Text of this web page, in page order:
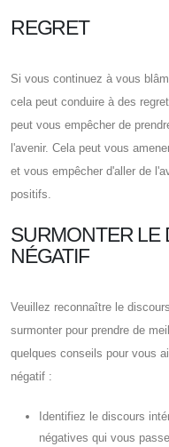
REGRET
Si vous continuez à vous
cela peut conduire à des
peut vous empêcher de
l'avenir. Cela peut vous
et vous empêcher d'aller de
positifs.
SURMONTER LE
NÉGATIF
Veuillez reconnaître le
surmonter pour prendre de
quelques conseils pour vous
négatif :
Identifiez le discours
négatives qui vous